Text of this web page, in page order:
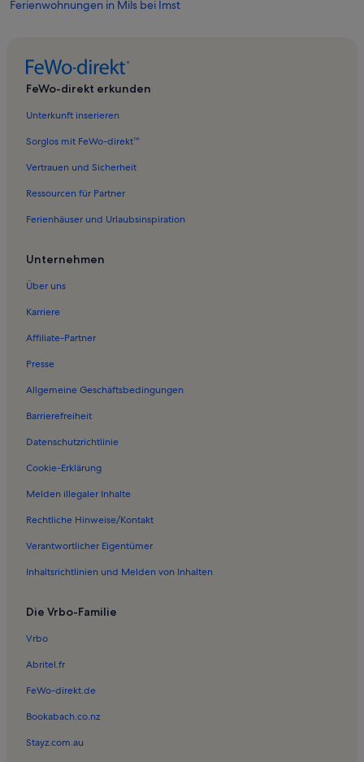
Ferienwohnungen in Mils bei Imst
Ferienwohnungen in Burgruine Schrofenstein
Ferienwohnungen in Skigebiet Venet
Ferienwohnungen in Pfafflar
Ferienwohnungen in Benglerwald
Ferienwohnungen in Schloss Landeck
Ferienwohnungen in Vilsalpsee
Ferienwohnungen in Hinterhornbach
Ferienwohnungen in Vorderhornbach
Ferienwohnungen in Pians
Ferienwohnungen in Weißenbach am Lech
Ferienwohnungen in Boden
Ferienwohnungen in Rifenal
Ferienwohnungen in Haus der Fasnacht
Ferienwohnungen in Kapelle Mariahilf
Ferienwohnungen in Holzgau
Ferienwohnungen in Schnann
Ferienwohnungen in Pettneu am Arlberg
Ferienwohnungen in Steeg
Ferienwohnungen in Burgruine Kronburg
FeWo-direkt erkunden
Unterkunft inserieren
Sorglos mit FeWo-direkt™
Vertrauen und Sicherheit
Ressourcen für Partner
Ferienhäuser und Urlaubsinspiration
Unternehmen
Über uns
Karriere
Affiliate-Partner
Presse
Allgemeine Geschäftsbedingungen
Barrierefreiheit
Datenschutzrichtlinie
Cookie-Erklärung
Melden illegaler Inhalte
Rechtliche Hinweise/Kontakt
Verantwortlicher Eigentümer
Inhaltsrichtlinien und Melden von Inhalten
Die Vrbo-Familie
Vrbo
Abritel.fr
FeWo-direkt.de
Bookabach.co.nz
Stayz.com.au